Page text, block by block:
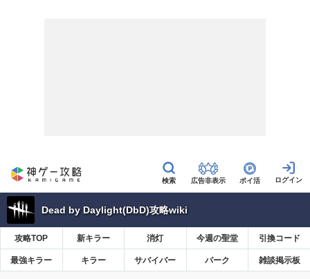
広告非表示 ポイ活
Dead by Daylight(DbD)攻略wiki
攻略TOP 新キラー 消灯 今週の聖堂 引換コード
最強キラー キラー サバイバー パーク 雑談掲示板